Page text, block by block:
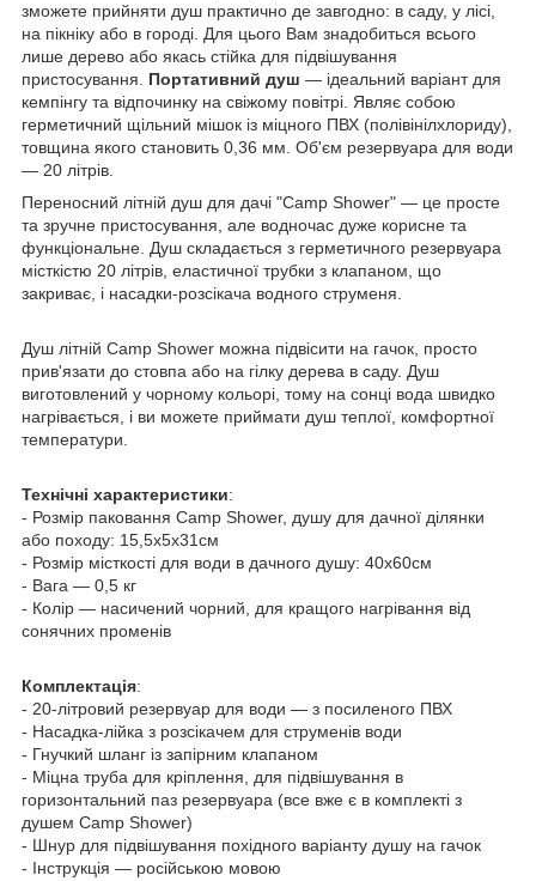
зможете прийняти душ практично де завгодно: в саду, у лісі,
на пікніку або в городі. Для цього Вам знадобиться всього
лише дерево або якась стійка для підвішування
пристосування. Портативний душ — ідеальний варіант для
кемпінгу та відпочинку на свіжому повітрі. Являє собою
герметичний щільний мішок із міцного ПВХ (полівінілхлориду),
товщина якого становить 0,36 мм. Об'єм резервуара для води
— 20 літрів.
Переносний літній душ для дачі "Camp Shower" — це просте
та зручне пристосування, але водночас дуже корисне та
функціональне. Душ складається з герметичного резервуара
місткістю 20 літрів, еластичної трубки з клапаном, що
закриває, і насадки-розсікача водного струменя.
Душ літній Camp Shower можна підвісити на гачок, просто
прив'язати до стовпа або на гілку дерева в саду. Душ
виготовлений у чорному кольорі, тому на сонці вода швидко
нагрівається, і ви можете приймати душ теплої, комфортної
температури.
Технічні характеристики:
- Розмір паковання Camp Shower, душу для дачної ділянки
або походу: 15,5х5х31см
- Розмір місткості для води в дачного душу: 40х60см
- Вага — 0,5 кг
- Колір — насичений чорний, для кращого нагрівання від
сонячних променів
Комплектація:
- 20-літровий резервуар для води — з посиленого ПВХ
- Насадка-лійка з розсікачем для струменів води
- Гнучкий шланг із запірним клапаном
- Міцна труба для кріплення, для підвішування в
горизонтальний паз резервуара (все вже є в комплекті з
душем Camp Shower)
- Шнур для підвішування похідного варіанту душу на гачок
- Інструкція — російською мовою